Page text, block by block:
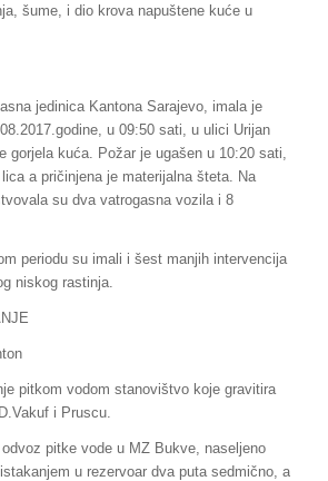
šume, i dio krova napuštene kuće u
jedinica Kantona Sarajevo, imala je
u 09:50 sati, u ulici Urijan
gorjela kuća. Požar je ugašen u 10:20 sati,
a pričinjena je materijalna šteta. Na
su dva vatrogasna vozila i 8
periodu su imali i šest manjih intervencija
niskog rastinja.
pitkom vodom stanovištvo koje gravitira
i Pruscu.
pitke vode u MZ Bukve, naseljeno
u rezervoar dva puta sedmično, a